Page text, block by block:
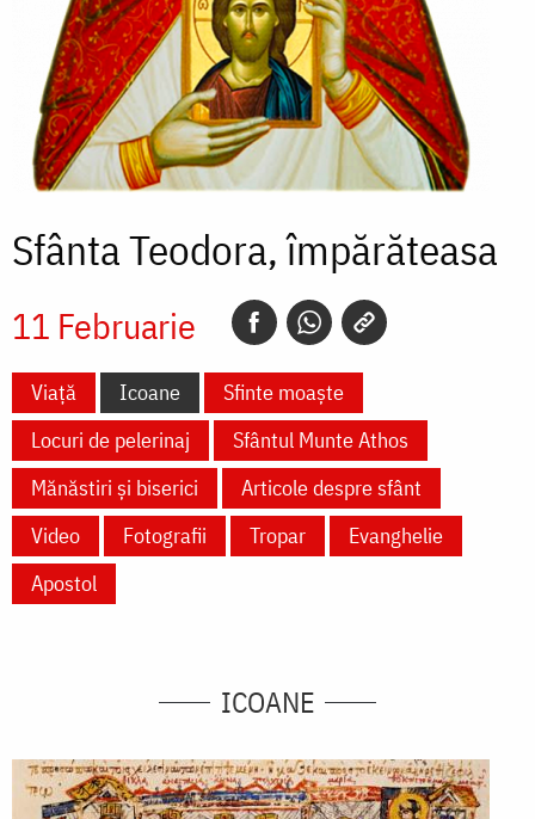
Sfânta Teodora, împărăteasa
11 Februarie
Viață Icoane
Sfinte moaște
Locuri de pelerinaj
Sfântul Munte Athos
Mănăstiri și biserici
Articole despre sfânt
Video
Fotografii Tropar
Evanghelie
Apostol
ICOANE